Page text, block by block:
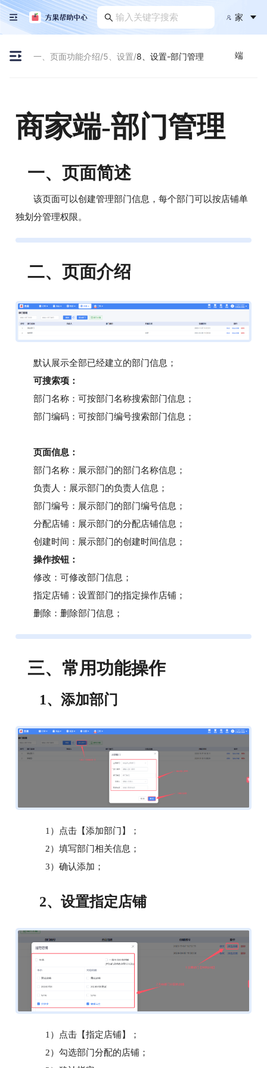
家
端
一、页面功能介绍/5、设置/8、设置-部门管理
商家端-部门管理
一、 页面简述
该页面可以创建管理部门信息，每个部门可以按店铺单
独划分管理权限。
二、 页面介绍
默认展示全部已经建立的部门信息；
可搜索项：
部门名称 ：可按部门名称搜索部门信息；
部门编码 ：可按部门编号搜索部门信息；
页面信息：
部门名称 ：展示部门的部门名称信息；
负责人 ：展示部门的负责人信息；
部门编号 ：展示部门的部门编号信息；
分配店铺 ：展示部门的分配店铺信息；
创建时间 ：展示部门的创建时间信息；
操作按钮：
修改 ：可修改部门信息；
指定店铺 ：设置部门的指定操作店铺；
删除 ：删除部门信息；
三、 常用功能操作
1、 添加部门
1）点击【添加部门】；
2）填写部门相关信息；
3）确认添加；
2、 设置指定店铺
1）点击【指定店铺】；
2）勾选部门分配的店铺；